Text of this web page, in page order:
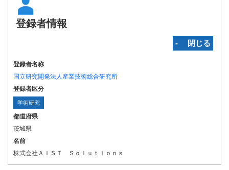
登録者情報
‐ 閉じる
登録者名称
国立研究開発法人産業技術総合研究所
登録者区分
学術研究
都道府県
茨城県
名前
株式会社ＡＩＳＴ Ｓｏｌｕｔｉｏｎｓ